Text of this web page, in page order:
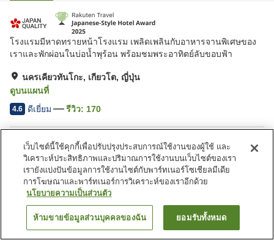
โรงแรมมีหาดทรายหน้าโรงแรม เพลิดเพลินกับอาหารจานพิเศษของ
เราและพักผ่อนในบ่อน้ำพุร้อน พร้อมชมพระอาทิตย์ลับขอบฟ้า
นครเคียวทันโกะ, เกียวโต, ญี่ปุ่น
ดูบนแผนที่
4.6 ดีเยี่ยม รีวิว: 170
สิ่งอำนวยความสะดวกในที่พัก
อ่างหินร้อน
คาเฟ่
ปลอดบุหรี่
ตู้จำหน่ายอัตโนมัติ
หน้าแรก ญี่ปุ่น เกียวโต นครเคียวทันโกะ Shizuka Hanaougi
ค้นหาห้องพัก
เว็บไซต์นี้ใช้คุกกี้เพื่อปรับปรุงประสบการณ์ใช้งานของผู้ใช้ และ
วิเคราะห์ประสิทธิภาพและปริมาณการใช้งานบนเว็บไซต์ของเรา
เรายังแบ่งปันข้อมูลการใช้งานไซต์กับพาร์ทเนอร์โซเชียลมีเดีย
การโฆษณาและพาร์ทเนอร์การวิเคราะห์ของเราอีกด้วย
นโยบายความเป็นส่วนตัว
ห้ามขายข้อมูลส่วนบุคคลของฉัน ยอมรับทั้งหมด